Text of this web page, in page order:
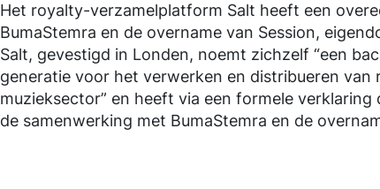
Het royalty-verzamelplatform Salt heeft een
BumaStemra en de overname van Session,
Salt, gevestigd in Londen, noemt zichzelf “een
generatie voor het verwerken en distribueren van
muzieksector” en heeft via een formele verklaring
de samenwerking met BumaStemra en de